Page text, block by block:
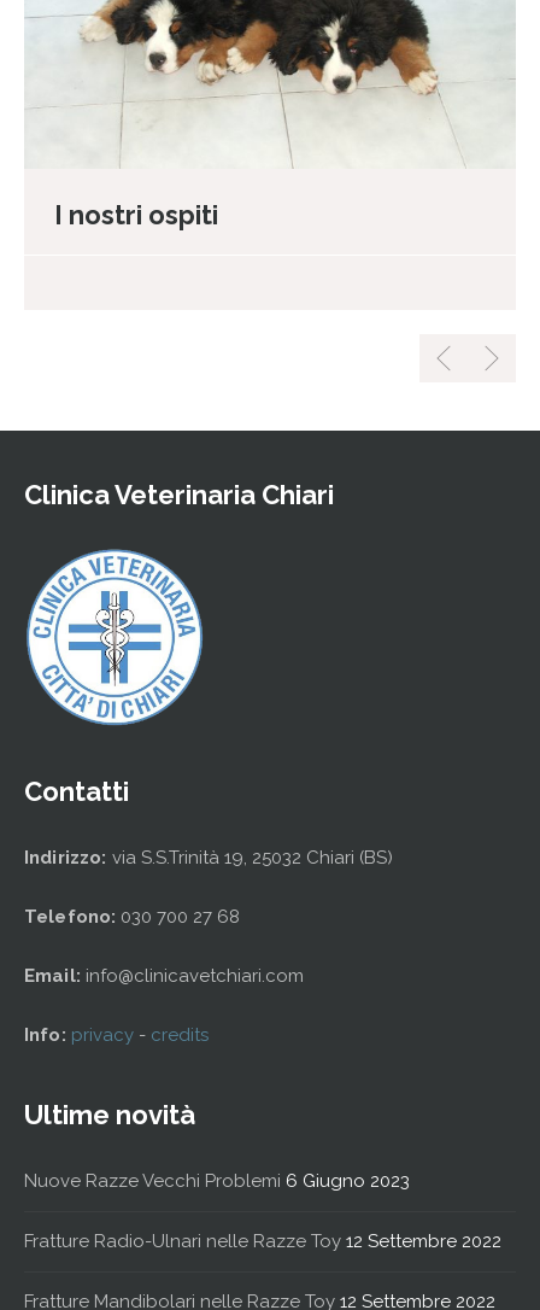
I nostri ospiti
Clinica Veterinaria Chiari
Contatti
Indirizzo: via S.S.Trinità 19, 25032 Chiari (BS)
Telefono: 030 700 27 68
Email: info@clinicavetchiari.com
Info: privacy - credits
Ultime novità
Nuove Razze Vecchi Problemi 6 Giugno 2023
Fratture Radio-Ulnari nelle Razze Toy 12 Settembre 2022
Fratture Mandibolari nelle Razze Toy 12 Settembre 2022